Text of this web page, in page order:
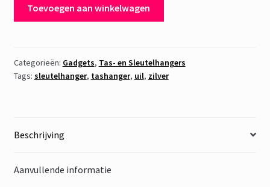
Toevoegen aan winkelwagen
Categorieën: Gadgets, Tas- en Sleutelhangers
Tags: sleutelhanger, tashanger, uil, zilver
Beschrijving
Aanvullende informatie